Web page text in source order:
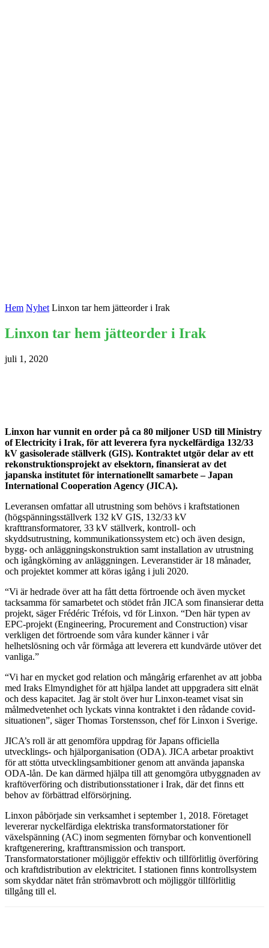
Hem Nyhet Linxon tar hem jätteorder i Irak
Linxon tar hem jätteorder i Irak
juli 1, 2020
Linxon har vunnit en order på ca 80 miljoner USD till Ministry
of Electricity i Irak, för att leverera fyra nyckelfärdiga 132/33
kV gasisolerade ställverk (GIS). Kontraktet utgör delar av ett
rekonstruktionsprojekt av elsektorn, finansierat av det
japanska institutet för internationellt samarbete – Japan
International Cooperation Agency (JICA).
Leveransen omfattar all utrustning som behövs i kraftstationen
(högspänningsställverk 132 kV GIS, 132/33 kV
krafttransformatorer, 33 kV ställverk, kontroll- och
skyddsutrustning, kommunikationssystem etc) och även design,
bygg- och anläggningskonstruktion samt installation av utrustning
och igångkörning av anläggningen. Leveranstider är 18 månader,
och projektet kommer att köras igång i juli 2020.
“Vi är hedrade över att ha fått detta förtroende och även mycket
tacksamma för samarbetet och stödet från JICA som finansierar detta
projekt, säger Frédéric Tréfois, vd för Linxon. “Den här typen av
EPC-projekt (Engineering, Procurement and Construction) visar
verkligen det förtroende som våra kunder känner i vår
helhetslösning och vår förmåga att leverera ett kundvärde utöver det
vanliga.”
“Vi har en mycket god relation och mångårig erfarenhet av att jobba
med Iraks Elmyndighet för att hjälpa landet att uppgradera sitt elnät
och dess kapacitet. Jag är stolt över hur Linxon-teamet visat sin
målmedvetenhet och lyckats vinna kontraktet i den rådande covid-
situationen”, säger Thomas Torstensson, chef för Linxon i Sverige.
JICA’s roll är att genomföra uppdrag för Japans officiella
utvecklings- och hjälporganisation (ODA). JICA arbetar proaktivt
för att stötta utvecklingsambitioner genom att använda japanska
ODA-lån. De kan därmed hjälpa till att genomgöra utbyggnaden av
kraftöverföring och distributionsstationer i Irak, där det finns ett
behov av förbättrad elförsörjning.
Linxon påbörjade sin verksamhet i september 1, 2018. Företaget
levererar nyckelfärdiga elektriska transformatorstationer för
växelspänning (AC) inom segmenten förnybar och konventionell
kraftgenerering, krafttransmission och transport.
Transformatorstationer möjliggör effektiv och tillförlitlig överföring
och kraftdistribution av elektricitet. I stationen finns kontrollsystem
som skyddar nätet från strömavbrott och möjliggör tillförlitlig
tillgång till el.